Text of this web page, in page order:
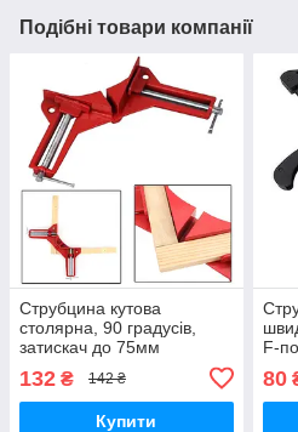
Подібні товари компанії
Струбцина кутова
столярна, 90 градусів,
затискач до 75мм
132 ₴ 142 ₴
Купити
F-
80